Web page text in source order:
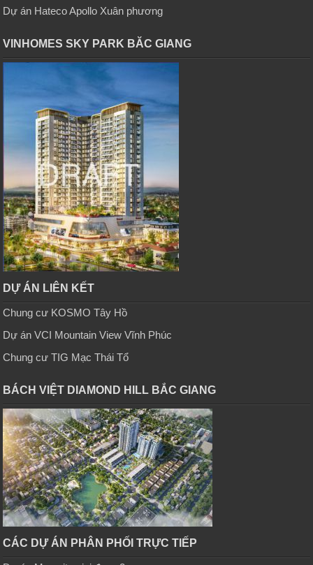
Dự án Hateco Apollo Xuân phương
VINHOMES SKY PARK BĂC GIANG
DỰ ÁN LIÊN KẾT
Chung cư KOSMO Tây Hồ
Dự án VCI Mountain View Vĩnh Phúc
Chung cư TIG Mạc Thái Tổ
BÁCH VIỆT DIAMOND HILL BẮC GIANG
CÁC DỰ ÁN PHÂN PHỐI TRỰC TIẾP